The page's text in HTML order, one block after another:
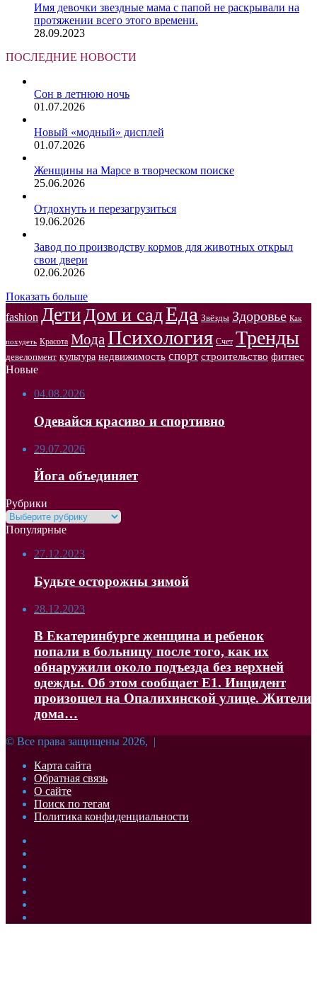
Имя девочки звездные мама с папой не раскрывали на
протяжении всего этого времени.
28.09.2023
ПОСЛЕДНИЕ НОВОСТИ
Сон в летнюю ночь
01.07.2026
Новый «модный» дисплей
01.07.2026
Женщины на Марсе в творческом поиске
25.06.2026
Отдохнуть и перезагрузиться
19.06.2026
Завод по производству кормов для животных открыл
свои двери
02.06.2026
Показать больше
fashion ДетиДом и садЕда Звёзды Здоровье Как
похудеть Красота Мода Психология Счет Тренды
девелопмент культура недвижимость спорт строительство фитнес
Новые
04.08.2026
Одевайся красиво и спортивно
29.07.2026
Йога объединяет
Рубрики
Рубрики
Популярные
27.12.2023
Будьте осторожны зимой
28.12.2023
В Екатеринбурге женщина и ребенок
попали в больницу после того, как их
обнаружили около подъезда без верхней
одежды. Об этом сообщает Е1. Инцидент
произошел на Опалихинской улице. Жители
дома…
© Все права защищены 2026, |
Карта сайта
Обратная связь
О сайте
Поиск по тегам
Политика конфиденциальности